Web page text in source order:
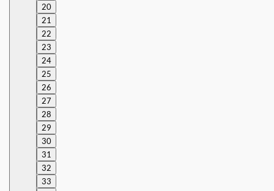
20
21
22
23
24
25
26
27
28
29
30
31
32
33